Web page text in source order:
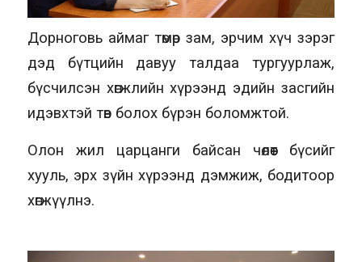
Дорноговь аймаг төмөр зам, эрчим хүч зэрэг
дэд бүтцийн давуу талдаа тургуурлаж,
бүсчилсэн хөгжлийн хүрээнд эдийн засгийн
идэвхтэй төв болох бүрэн боломжтой.
Олон жил царцанги байсан чөлөөт бүсийг
хууль, эрх зүйн хүрээнд дэмжиж, бодитоор
хөгжүүлнэ.